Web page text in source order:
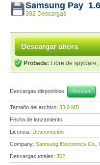
Samsung Pay
302 Descargas
Descargar ahora
Probada: Libre de
Descargas disponibles: Android
Tamaño del archivo: 33,0 MB
Fecha de lanzamiento:
Licencia: Desconocido
Company: Samsung Electronics Co.,
Descargas totales: 302